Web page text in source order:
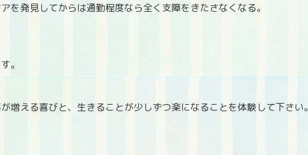
を発見してからは通勤程度なら全く支障をきたさなくなる。
。
増える喜びと、生きることが少しずつ楽になることを体験して下さい。